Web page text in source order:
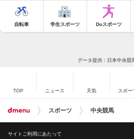
自転車 学生スポーツ Doスポーツ
データ提供：日本中央競
TOP ニュース 天気 スポー
スポーツ 中央競馬
サイトご利用にあたって